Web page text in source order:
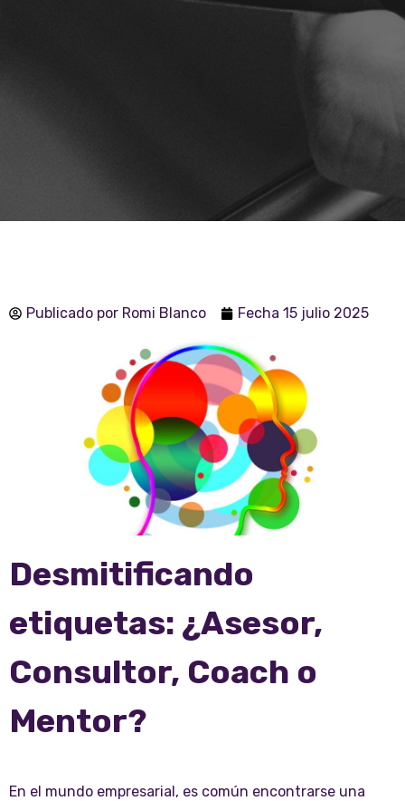
Publicado por Romi Blanco Fecha 15 julio 2025
Desmitificando
etiquetas: ¿Asesor,
Consultor, Coach o
Mentor?
En el mundo empresarial, es común encontrarse una